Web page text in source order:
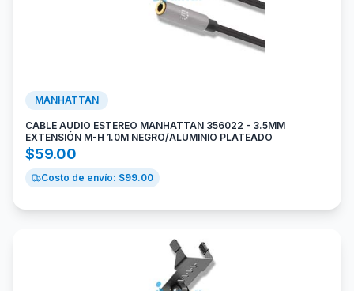
MANHATTAN
CABLE AUDIO ESTEREO MANHATTAN 356022 - 3.5MM
EXTENSIÓN M-H 1.0M NEGRO/ALUMINIO PLATEADO
$59.00
Costo de envío: $99.00